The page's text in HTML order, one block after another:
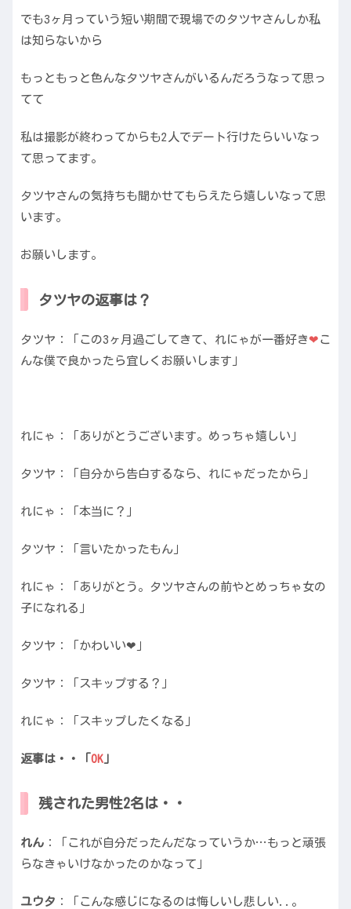
でも3ヶ月っていう短い期間で現場でのタツヤさんしか私
は知らないから
もっともっと色んなタツヤさんがいるんだろうなって思っ
てて
私は撮影が終わってからも2人でデート行けたらいいなっ
て思ってます。
タツヤさんの気持ちも聞かせてもらえたら嬉しいなって思
います。
お願いします。
タツヤの返事は？
タツヤ：「この3ヶ月過ごしてきて、れにゃが一番好き❤︎ こ
んな僕で良かったら宜しくお願いします」
れにゃ：「ありがとうございます。めっちゃ嬉しい」
タツヤ：「自分から告白するなら、れにゃだったから」
れにゃ：「本当に？」
タツヤ：「言いたかったもん」
れにゃ：「ありがとう。タツヤさんの前やとめっちゃ女の
子になれる」
タツヤ：「かわいい❤︎」
タツヤ：「スキップする？」
れにゃ：「スキップしたくなる」
返事は・・「 OK
残された男性2名は・・
れん ：「これが自分だったんだなっていうか…もっと頑張
らなきゃいけなかったのかなって」
ユウタ ：「こんな感じになるのは悔しいし悲しい..。